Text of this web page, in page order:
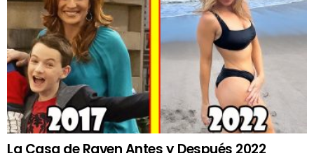
La Casa de Raven Antes y Después 2022